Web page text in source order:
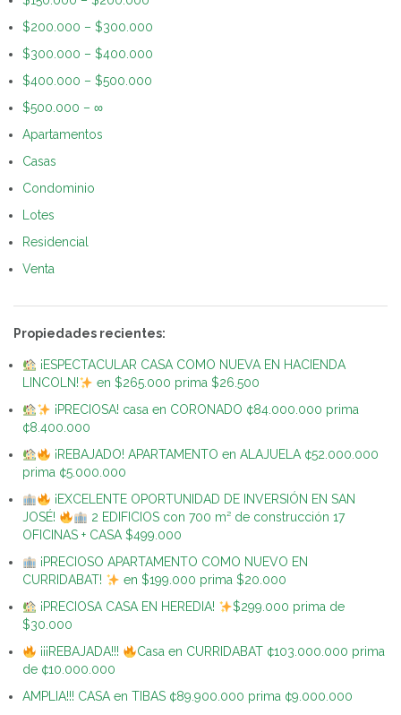
$200.000 – $300.000
$300.000 – $400.000
$400.000 – $500.000
$500.000 – ∞
Apartamentos
Casas
Condominio
Lotes
Residencial
Venta
Propiedades recientes:
¡ESPECTACULAR CASA COMO NUEVA EN HACIENDA
LINCOLN!
en $265.000 prima $26.500
¡PRECIOSA! casa en CORONADO ¢84.000.000 prima
¢8.400.000
¡REBAJADO! APARTAMENTO en ALAJUELA ¢52.000.000
prima ¢5.000.000
¡EXCELENTE OPORTUNIDAD DE INVERSIÓN EN SAN
JOSÉ!
2 EDIFICIOS con 700 m² de construcción 17
OFICINAS + CASA $499.000
¡PRECIOSO APARTAMENTO COMO NUEVO EN
CURRIDABAT!
en $199.000 prima $20.000
¡PRECIOSA CASA EN HEREDIA!
$299.000 prima de
$30.000
¡¡¡REBAJADA!!!
Casa en CURRIDABAT ¢103.000.000 prima
de ¢10.000.000
AMPLIA!!! CASA en TIBAS ¢89.900.000 prima ¢9.000.000